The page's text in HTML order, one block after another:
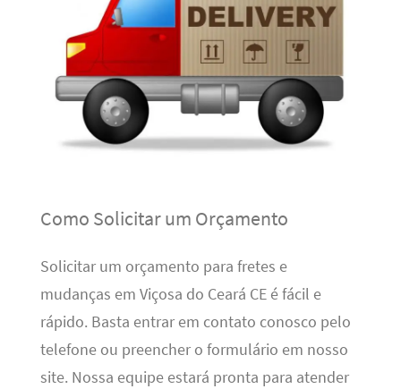
Como Solicitar um Orçamento
Solicitar um orçamento para fretes e
mudanças em Viçosa do Ceará CE é fácil e
rápido. Basta entrar em contato conosco pelo
telefone ou preencher o formulário em nosso
site. Nossa equipe estará pronta para atender